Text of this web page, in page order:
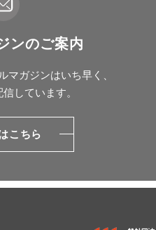
ンのご案内
マガジンはいち早く、
しています。
こちら